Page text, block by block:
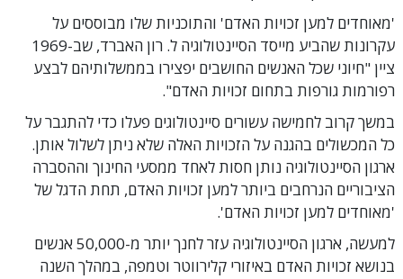
'מאוחדים למען זכויות האדם' והתוכניות שלו מבוססים על
עקרונות שהביע מייסד הסיינטולוגיה ל. רון האברד, שב-1969
ציין "חיוני שכל האנשים החושבים יפצירו בממשלותיהם לבצע
רפורמות גורפות בתחום זכויות האדם".
במשך קרוב לחמישה עשורים סיינטולוגים פעלו כדי להתגבר על
כל המכשולים בהגנה על הזכויות האלה שלא ניתן לשלול אותן.
ארגון הסיינטולוגיה נותן חסות לאחד ממסעי החינוך וההסברה
הציבוריים הנרחבים ביותר למען זכויות האדם, תחת הדגל של
'מאוחדים למען זכויות האדם'.
למעשה, ארגון הסיינטולוגיה עזר לחנך יותר מ-50,000 אנשים
בנושא זכויות האדם באיזורי קלירווטר וטמפה, במהלך השנה